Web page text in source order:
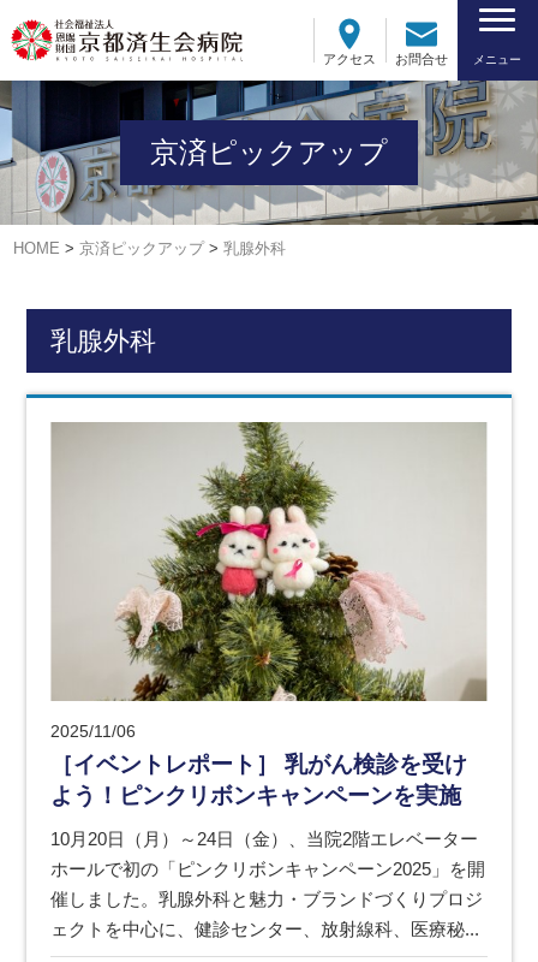
アクセス お問合せ メニュー
京済ピックアップ
HOME >京済ピックアップ>乳腺外科
乳腺外科
2025/11/06
［イベントレポート］ 乳がん検診を受け
よう！ピンクリボンキャンペーンを実施
10月20日（月）～24日（金）、当院2階エレベーター
ホールで初の「ピンクリボンキャンペーン2025」を開
催しました。乳腺外科と魅力・ブランドづくりプロジ
ェクトを中心に、健診センター、放射線科、医療秘...